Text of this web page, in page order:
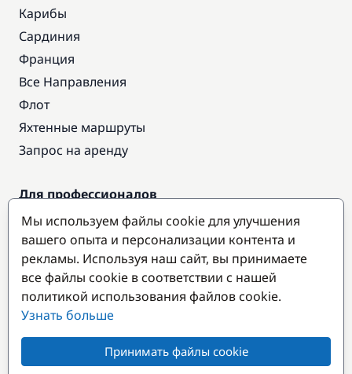
Карибы
Сардиния
Франция
Все Направления
Флот
Яхтенные маршруты
Запрос на аренду
Для профессионалов
Доступ про
Стать партнером
Популярные направления
Мы используем файлы cookie для улучшения
вашего опыта и персонализации контента и
рекламы. Используя наш сайт, вы принимаете
все файлы cookie в соответствии с нашей
политикой использования файлов cookie.
Узнать больше
Принимать файлы cookie